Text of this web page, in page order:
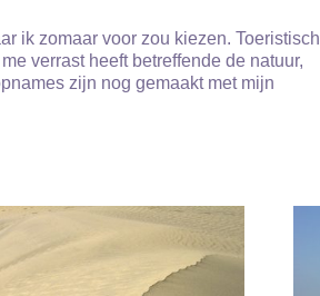
ik zomaar voor zou kiezen. Toeristisch
verrast heeft betreffende de natuur,
zijn nog gemaakt met mijn